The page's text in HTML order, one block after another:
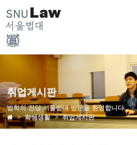
취업게시판
법학의 전당 서울법대 방문을 환영합니다
학생생활
취업게시판